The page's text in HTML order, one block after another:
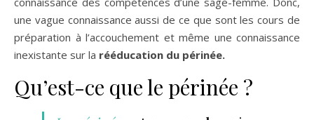
une vague connaissance aussi de ce que sont les cours de
préparation à l’accouchement et même une connaissance
inexistante sur la rééducation du périnée.
Qu’est-ce que le périnée ?